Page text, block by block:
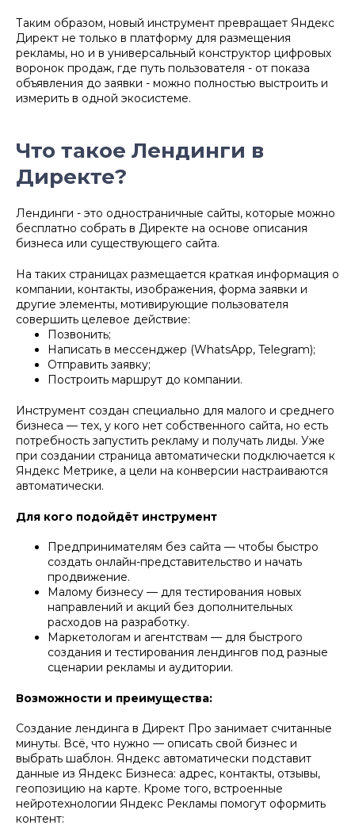
Таким образом, новый инструмент превращает Яндекс
Директ не только в платформу для размещения
рекламы, но и в универсальный конструктор цифровых
воронок продаж, где путь пользователя - от показа
объявления до заявки - можно полностью выстроить и
измерить в одной экосистеме.
Что такое Лендинги в
Директе?
Лендинги - это одностраничные сайты, которые можно
бесплатно собрать в Директе на основе описания
бизнеса или существующего сайта.
На таких страницах размещается краткая информация о
компании, контакты, изображения, форма заявки и
другие элементы, мотивирующие пользователя
совершить целевое действие:
Позвонить;
Написать в мессенджер (WhatsApp, Telegram);
Отправить заявку;
Построить маршрут до компании.
Инструмент создан специально для малого и среднего
бизнеса — тех, у кого нет собственного сайта, но есть
потребность запустить рекламу и получать лиды. Уже
при создании страница автоматически подключается к
Яндекс Метрике, а цели на конверсии настраиваются
автоматически.
Для кого подойдёт инструмент
Предпринимателям без сайта — чтобы быстро
создать онлайн-представительство и начать
продвижение.
Малому бизнесу — для тестирования новых
направлений и акций без дополнительных
расходов на разработку.
Маркетологам и агентствам — для быстрого
создания и тестирования лендингов под разные
сценарии рекламы и аудитории.
Возможности и преимущества:
Создание лендинга в Директ Про занимает считанные
минуты. Всё, что нужно — описать свой бизнес и
выбрать шаблон. Яндекс автоматически подставит
данные из Яндекс Бизнеса: адрес, контакты, отзывы,
геопозицию на карте. Кроме того, встроенные
нейротехнологии Яндекс Рекламы помогут оформить
контент: